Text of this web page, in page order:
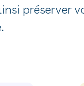
préserver